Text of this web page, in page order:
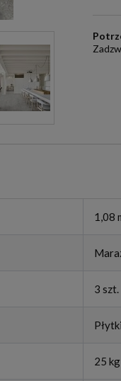
1,08
3 szt.
25 kg